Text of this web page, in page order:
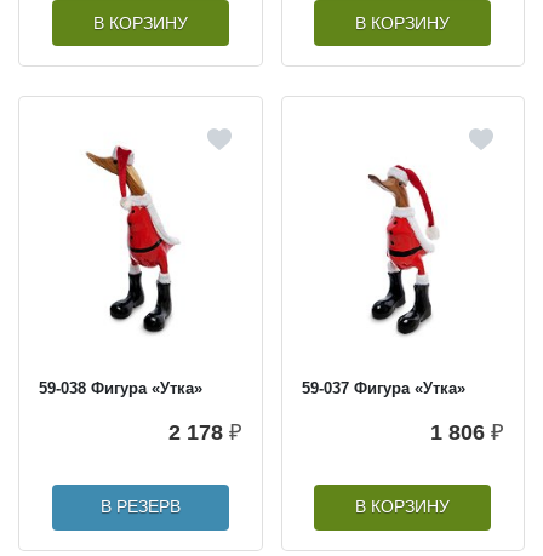
В КОРЗИНУ В КОРЗИНУ
59-038 Фигура «Утка»
2 178 ₽
В РЕЗЕРВ
59-037 Фигура «Утка»
1 806 ₽
В КОРЗИНУ